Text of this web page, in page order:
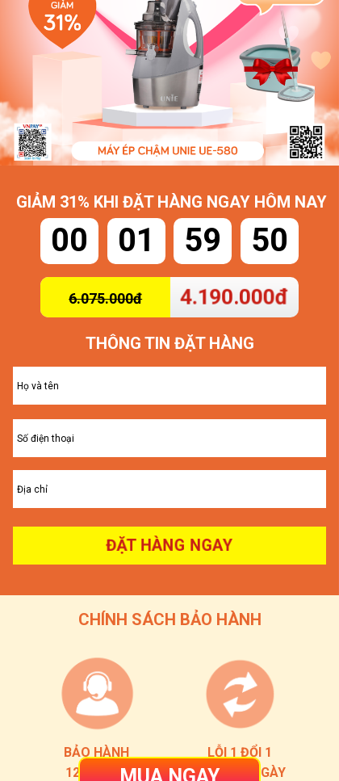
ĐẶT HÀNG NGAY
GIẢM 31% KHI ĐẶT HÀNG NGAY HÔM NAY
00 01 59 46
6.075.000đ 4.190.000đ
THÔNG TIN ĐẶT HÀNG
CHÍNH SÁCH BẢO HÀNH
BẢO HÀNH
12 THÁNG
LỖI 1 ĐỔI 1
TRONG 7 NGÀY